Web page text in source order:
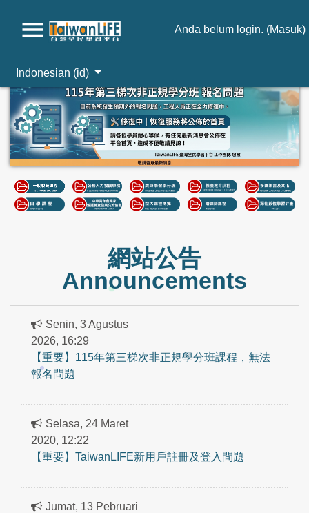
Anda belum login. (Masuk)
Indonesian ‎(id)‎
網站公告
Announcements
Senin, 3 Agustus
2026, 16:29
【重要】115年第三梯次非正規學分班課程，無法
報名問題
Selasa, 24 Maret
2020, 12:22
【重要】TaiwanLIFE新用戶註冊及登入問題
Jumat, 13 Pebruari